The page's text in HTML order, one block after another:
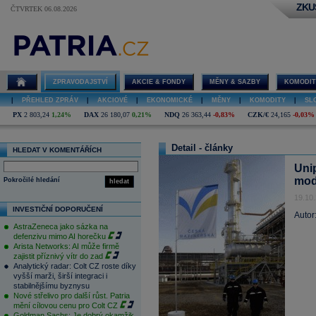
ČTVRTEK 06.08.2026
ZPRAVODAJSTVÍ AKCIE & FONDY MĚNY & SAZBY
PŘEHLED ZPRÁV AKCIOVÉ EKONOMICKÉ MĚNY KOMODITY
PX 2 803,24 1,24% DAX 26 180,07 0,21% NDQ 26 363,44 -0,83% CZK/€ 24,165 -0,03%
HLEDAT V KOMENTÁŘÍCH
hledat
Pokročilé hledání
INVESTIČNÍ DOPORUČENÍ
AstraZeneca jako sázka na
defenzivu mimo AI horečku
Arista Networks: AI může firmě
zajistit příznivý vítr do zad
Analytický radar: Colt CZ roste díky
vyšší marži, širší integraci i
stabilnějšímu byznysu
Nové střelivo pro další růst. Patria
mění cílovou cenu pro Colt CZ
Detail - články